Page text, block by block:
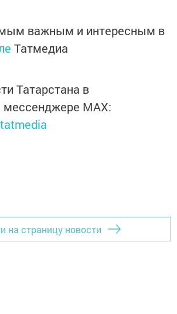
важным и интересным в
Татмедиа
Татарстана в
мессенджере MАХ:
на страницу новости